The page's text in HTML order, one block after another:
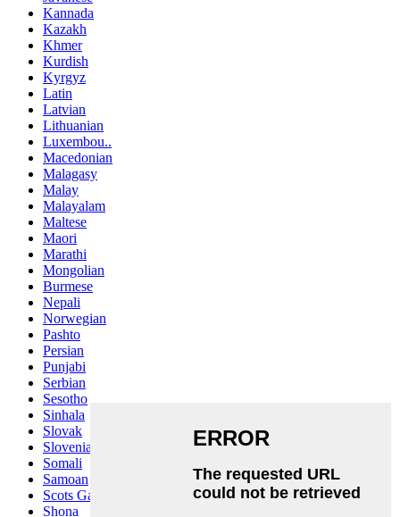
Kannada
Kazakh
Khmer
Kurdish
Kyrgyz
Latin
Latvian
Lithuanian
Luxembou..
Macedonian
Malagasy
Malay
Malayalam
Maltese
Maori
Marathi
Mongolian
Burmese
Nepali
Norwegian
Pashto
Persian
Punjabi
Serbian
Sesotho
Sinhala
Slovak
Slovenian
Somali
Samoan
Scots Gaelic
Shona